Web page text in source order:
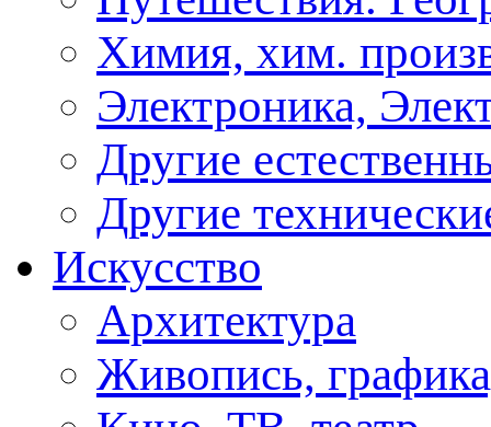
Химия, хим.
Электроника,
Другие
Другие
Искусство
Архитектура
Живопись,